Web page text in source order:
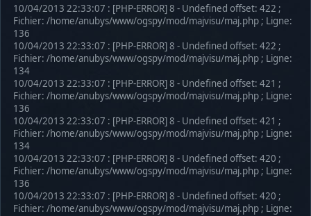
10/04/2013 22:33:07 : [PHP-ERROR] 8 - Undefined offset: 422 ;
Fichier: /home/anubys/www/ogspy/mod/majvisu/maj.php ; Ligne:
136
10/04/2013 22:33:07 : [PHP-ERROR] 8 - Undefined offset: 422 ;
Fichier: /home/anubys/www/ogspy/mod/majvisu/maj.php ; Ligne:
134
10/04/2013 22:33:07 : [PHP-ERROR] 8 - Undefined offset: 421 ;
Fichier: /home/anubys/www/ogspy/mod/majvisu/maj.php ; Ligne:
136
10/04/2013 22:33:07 : [PHP-ERROR] 8 - Undefined offset: 421 ;
Fichier: /home/anubys/www/ogspy/mod/majvisu/maj.php ; Ligne:
134
10/04/2013 22:33:07 : [PHP-ERROR] 8 - Undefined offset: 420 ;
Fichier: /home/anubys/www/ogspy/mod/majvisu/maj.php ; Ligne:
136
10/04/2013 22:33:07 : [PHP-ERROR] 8 - Undefined offset: 420 ;
Fichier: /home/anubys/www/ogspy/mod/majvisu/maj.php ; Ligne: